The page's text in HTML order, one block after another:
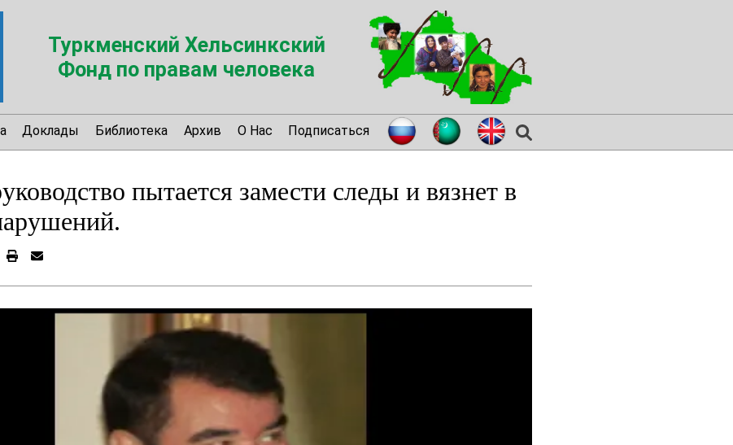
Туркменский Хельсинкский
Фонд по правам человека
Доклады Библиотека Архив О Нас Подписаться
пытается замести следы и вязнет в